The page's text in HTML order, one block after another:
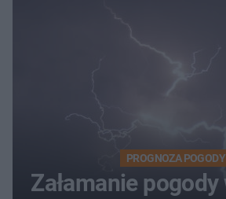
PROGNOZA POGODY
Załamanie